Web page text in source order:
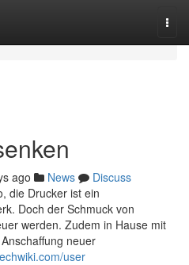
ago News
Discuss
die Drucker ist ein
Doch der Schmuck von
werden. Zudem in Hause mit
neuer
user